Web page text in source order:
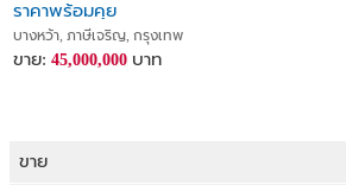
ราคาพร้อมคุย
บางหว้า, ภาษีเจริญ, กรุงเทพ
ขาย: 45,000,000 บาท
ขาย